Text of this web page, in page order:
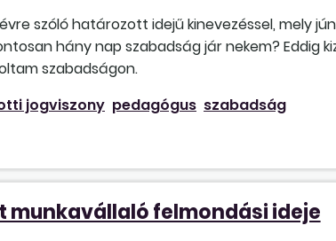
szóló határozott idejű kinevezéssel, mely
hány nap szabadság jár nekem? Eddig
szabadságon.
jogviszony pedagógus szabadság
munkavállaló felmondási ideje